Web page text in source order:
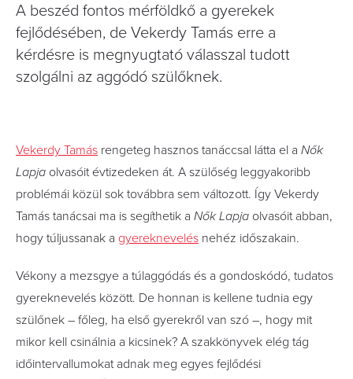
A beszéd fontos mérföldkő a gyerekek
fejlődésében, de Vekerdy Tamás erre a
kérdésre is megnyugtató válasszal tudott
szolgálni az aggódó szülőknek.
Vekerdy Tamás rengeteg hasznos tanáccsal látta el a Nők
Lapja olvasóit évtizedeken át. A szülőség leggyakoribb
problémái közül sok továbbra sem változott. Így Vekerdy
Tamás tanácsai ma is segíthetik a Nők Lapja olvasóit abban,
hogy túljussanak a gyereknevelés nehéz időszakain.
Vékony a mezsgye a túlaggódás és a gondoskódó, tudatos
gyereknevelés között. De honnan is kellene tudnia egy
szülőnek – főleg, ha első gyerekről van szó –, hogy mit
mikor kell csinálnia a kicsinek? A szakkönyvek elég tág
időintervallumokat adnak meg egyes fejlődési